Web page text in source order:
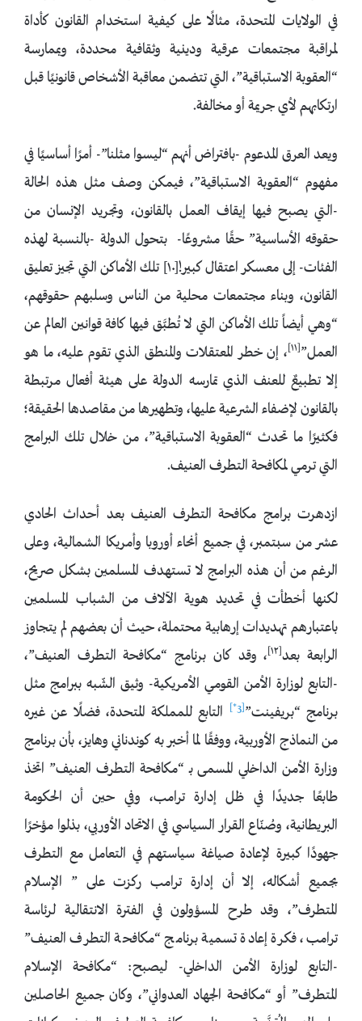
في الولايات المتحدة، مثالًا على كيفية استخدام القانون كأداة
لمراقبة مجتمعات عرقية ودينية وثقافية محددة، وبممارسة
“العقوبة الاستباقية”، التي تتضمن معاقبة الأشخاص قانونيًا قبل
ارتكابهم لأي جريمة أو مخالفة.
ويعد العرق المدعوم -بافتراض أنهم “ليسوا مثلنا”- أمرًا أساسيًا في
مفهوم “العقوبة الاستباقية”، فيمكن وصف مثل هذه الحالة
-التي يصبح فيها إيقاف العمل بالقانون، وتجريد الإنسان من
حقوقه الأساسية” حقًا مشروعًا- بتحول الدولة -بالنسبة لهذه
الفئات- إلى معسكر اعتقال كبير![١٠] تلك الأماكن التي تجيز تعليق
القانون، وبناء مجتمعات محلية من الناس وسلبهم حقوقهم،
“وهي أيضاً تلك الأماكن التي لا تُطبَّق فيها كافة قوانين العالم عن
العمل”[١١]
، إن خطر المعتقلات والمنطق الذي تقوم عليه، ما هو
إلا تطبيعٌ للعنف الذي تمارسه الدولة على هيئة أفعال مرتبطة
بالقانون لإضفاء الشرعية عليها، وتطهيرها من مقاصدها الحقيقة؛
فكثيرًا ما تحدث “العقوبة الاستباقية”، من خلال تلك البرامج
التي ترمي لمكافحة التطرف العنيف.
ازدهرت برامج مكافحة التطرف العنيف بعد أحداث الحادي
عشر من سبتمبر، في جميع أنحاء أوروبا وأمريكا الشمالية، وعلى
الرغم من أن هذه البرامج لا تستهدف المسلمين بشكل صريح،
لكنها أخطأت في تحديد هوية الآلاف من الشباب المسلمين
باعتبارهم تهديدات إرهابية محتملة، حيث أن بعضهم لم يتجاوز
الرابعة بعد[١٢]
، وقد كان برنامج “مكافحة التطرف العنيف”،
-التابع لوزارة الأمن القومي الأمريكية- وثيق الشّبه ببرامج مثل
برنامج “بريفينت”[3*]
التابع للمملكة المتحدة، فضلًا عن غيره
من النماذج الأوربية، ووفقًا لما أخبر به كوندناني وهايز، بأن برنامج
وزارة الأمن الداخلي المسمى بـ “مكافحة التطرف العنيف” اتخذ
طابعًا جديدًا في ظل إدارة ترامب، وفي حين أن الحكومة
البريطانية، وصُنّاع القرار السياسي في الاتحاد الأوربي، بذلوا مؤخرًا
جهودًا كبيرة لإعادة صياغة سياستهم في التعامل مع التطرف
بجميع أشكاله، إلا أن إدارة ترامب ركزت على ” الإسلام
المتطرف”، وقد طرح المسؤولون في الفترة الانتقالية لرئاسة
ترامب، فكرة إعادة تسمية برنامج “مكافحة التطرف العنيف”
-التابع لوزارة الأمن الداخلي- ليصبح: “مكافحة الإسلام
المتطرف” أو “مكافحة الجهاد العدواني”، وكان جميع الحاصلين